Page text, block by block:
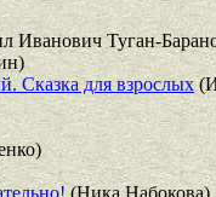
Иванович Туган-
Сказка для взрослых
(Ника Набокова)